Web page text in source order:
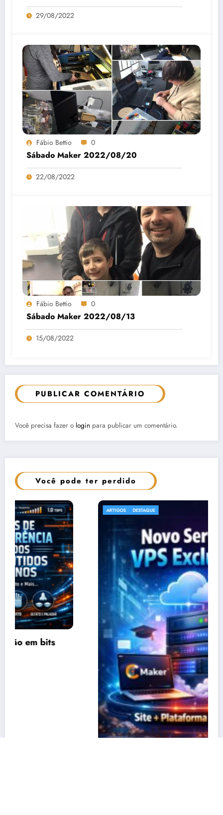
29/08/2022
Fábio Bettio 0
Sábado Maker 2022/08/20
22/08/2022
Fábio Bettio 0
Sábado Maker 2022/08/13
15/08/2022
PUBLICAR COMENTÁRIO
Você precisa fazer o login para publicar um comentário.
Você pode ter perdido
ARTIGOS DESTAQUE